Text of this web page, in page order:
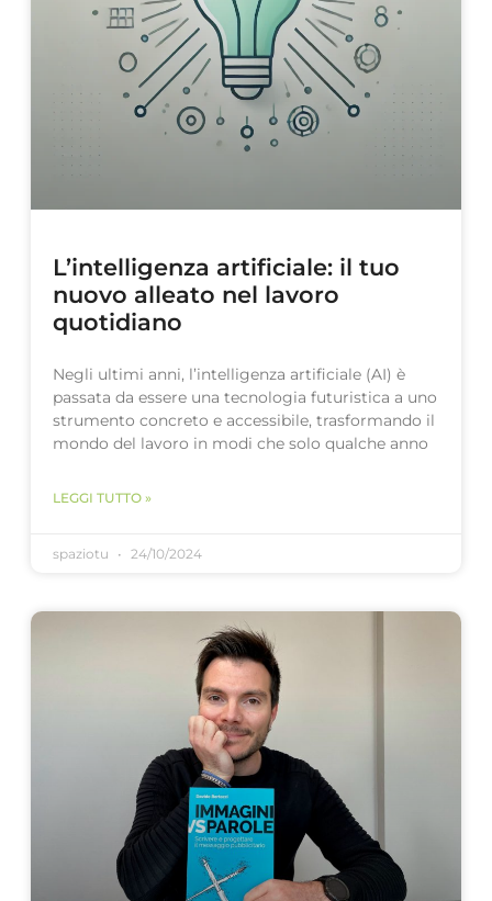
L’intelligenza artificiale: il tuo
nuovo alleato nel lavoro
quotidiano
Negli ultimi anni, l’intelligenza artificiale (AI) è
passata da essere una tecnologia futuristica a uno
strumento concreto e accessibile, trasformando il
mondo del lavoro in modi che solo qualche anno
LEGGI TUTTO »
spaziotu 24/10/2024